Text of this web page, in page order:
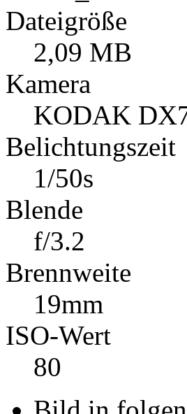
100_5955.JPG
Dateigröße
2,09 MB
Kamera
KODAK
Belichtungszeit
1/50s
Blende
f/3.2
Brennweite
19mm
ISO-Wert
80